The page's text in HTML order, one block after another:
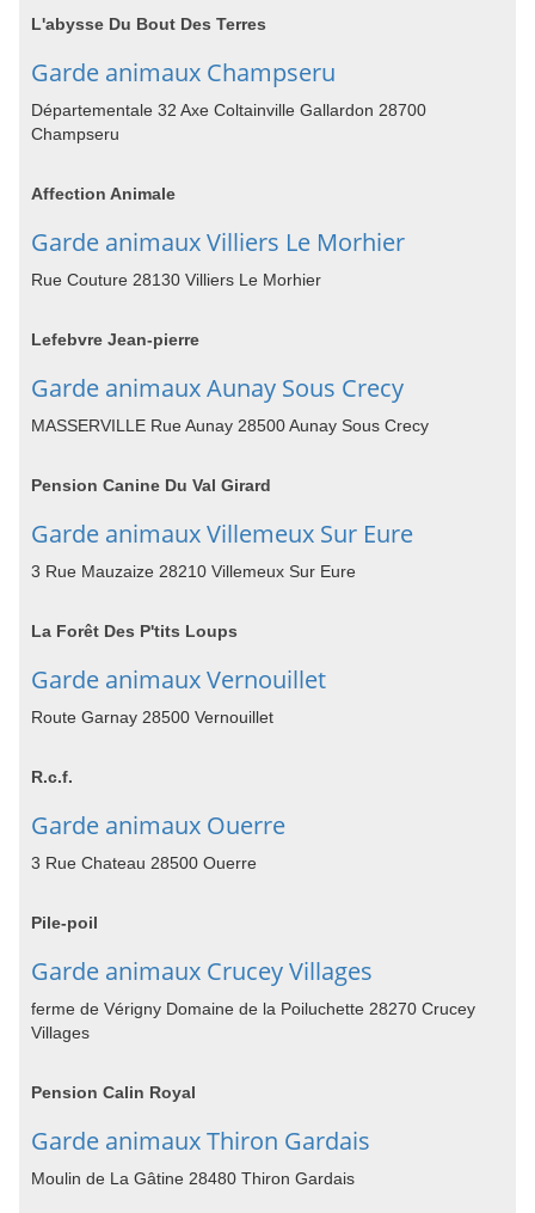
L'abysse Du Bout Des Terres
Garde animaux Champseru
Départementale 32 Axe Coltainville Gallardon 28700
Champseru
Affection Animale
Garde animaux Villiers Le Morhier
Rue Couture 28130 Villiers Le Morhier
Lefebvre Jean-pierre
Garde animaux Aunay Sous Crecy
MASSERVILLE Rue Aunay 28500 Aunay Sous Crecy
Pension Canine Du Val Girard
Garde animaux Villemeux Sur Eure
3 Rue Mauzaize 28210 Villemeux Sur Eure
La Forêt Des P'tits Loups
Garde animaux Vernouillet
Route Garnay 28500 Vernouillet
R.c.f.
Garde animaux Ouerre
3 Rue Chateau 28500 Ouerre
Pile-poil
Garde animaux Crucey Villages
ferme de Vérigny Domaine de la Poiluchette 28270 Crucey
Villages
Pension Calin Royal
Garde animaux Thiron Gardais
Moulin de La Gâtine 28480 Thiron Gardais